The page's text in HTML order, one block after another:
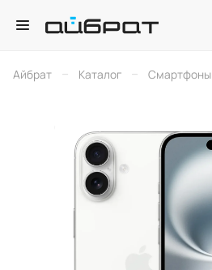
Айбрат – Каталог – Смартфоны